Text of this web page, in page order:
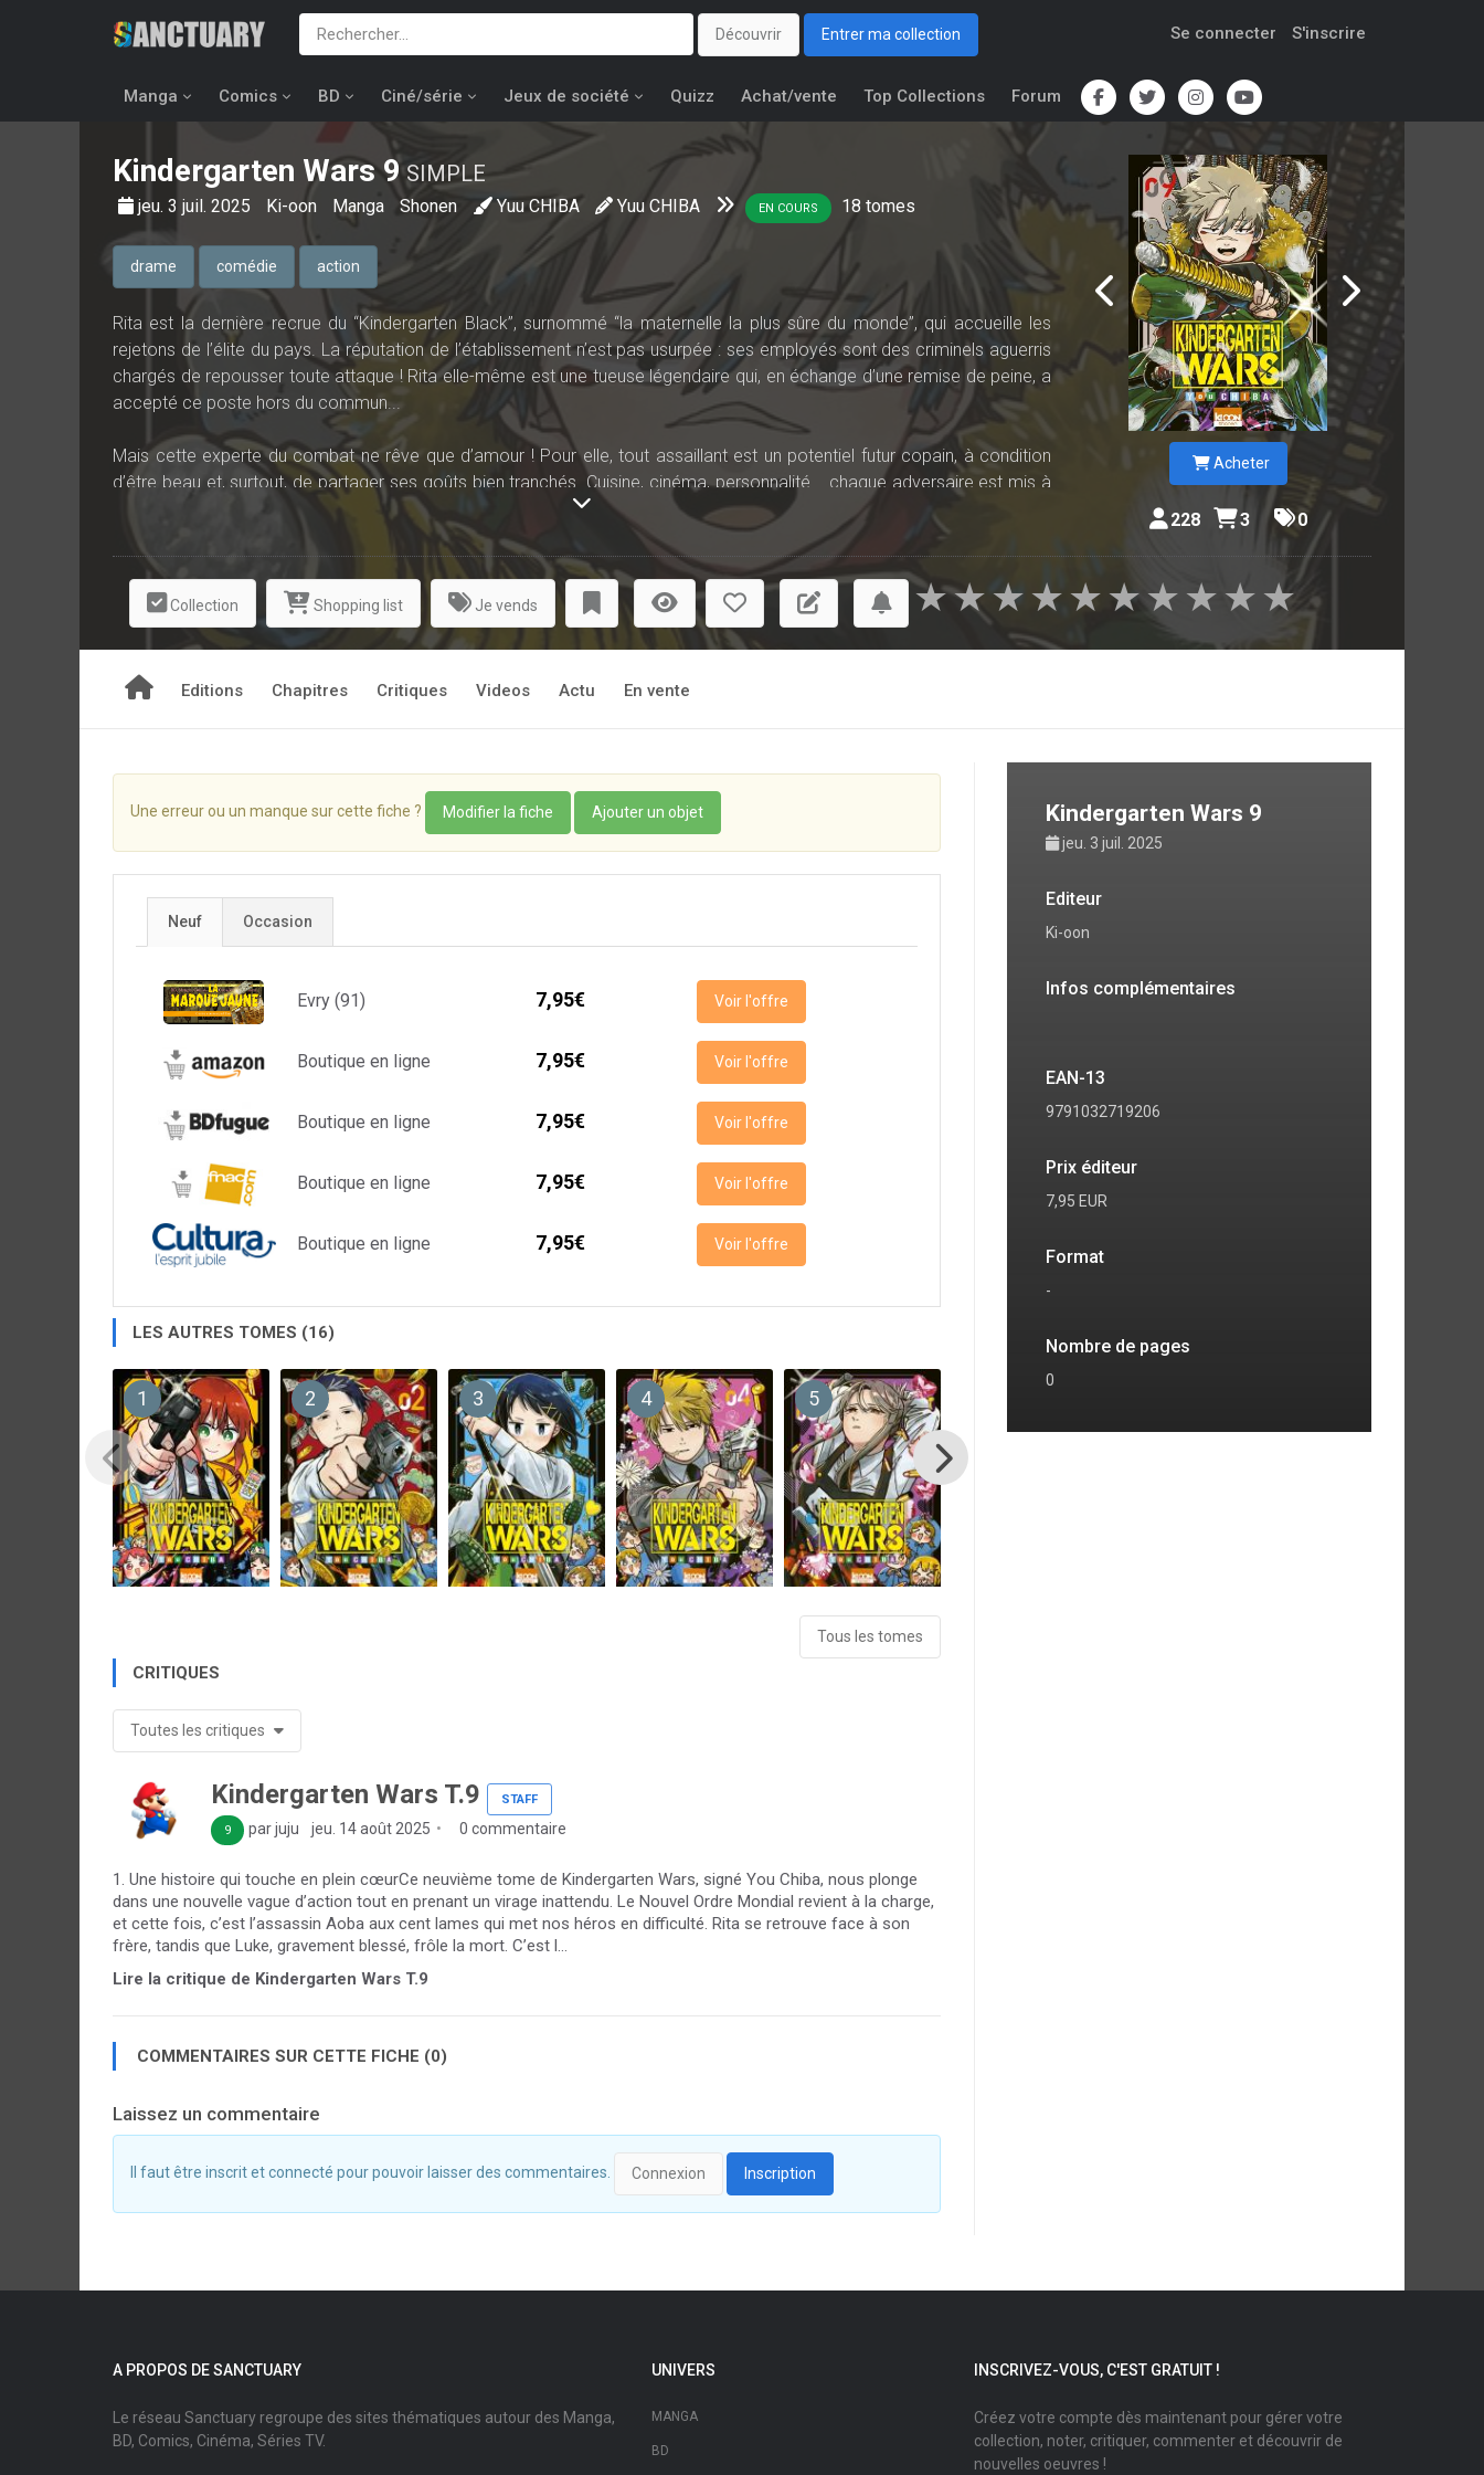
Découvrir Entrer ma collection Se connecter S'inscrire
Manga Comics BD Ciné/série Jeux de société Quizz Achat/vente Top Collections Forum
Kindergarten Wars9SIMPLE
jeu. 3 juil. 2025 Ki-oon Manga Shonen Yuu CHIBA Yuu CHIBA EN COURS 18 tomes
drame comédie action
Rita est la dernière recrue du “Kindergarten Black”, surnommé “la maternelle la plus sûre du monde”, qui accueille les
rejetons de l’élite du pays. La réputation de l’établissement n’est pas usurpée : ses employés sont des criminels aguerris
chargés de repousser toute attaque ! Rita elle-même est une tueuse légendaire qui, en échange d’une remise de peine, a
accepté ce poste hors du commun...
Mais cette experte du combat ne rêve que d’amour ! Pour elle, tout assaillant est un potentiel futur copain, à condition
d’être beau et, surtout, de partager ses goûts bien tranchés. Cuisine, cinéma, personnalité... chaque adversaire est mis à
l’épreuve avec un quiz sans concession, où la moindre erreur est punie de mort ! Trouvera-t-elle l’âme sœur sur le champ
de bataille de cette maternelle ultra déjantée ?
Acheter
228 3 0
Collection Shopping list Je vends ★
★
★
★
★
★
★
★
★
★
Editions Chapitres Critiques Videos Actu En vente
Une erreur ou un manque sur cette fiche ? Modifier la fiche Ajouter un objet
Neuf Occasion
Evry (91) 7,95€ Voir l'offre
Boutique en ligne 7,95€ Voir l'offre
Boutique en ligne 7,95€ Voir l'offre
Boutique en ligne 7,95€ Voir l'offre
Boutique en ligne 7,95€ Voir l'offre
LES AUTRES TOMES (16)
1 2 3 4 5
Tous les tomes
CRITIQUES
Toutes les critiques
Kindergarten Wars T.9 STAFF
9 par juju jeu. 14 août 2025 0 commentaire
1. Une histoire qui touche en plein cœurCe neuvième tome de Kindergarten Wars, signé You Chiba, nous plonge
dans une nouvelle vague d’action tout en prenant un virage inattendu. Le Nouvel Ordre Mondial revient à la charge,
et cette fois, c’est l’assassin Aoba aux cent lames qui met nos héros en difficulté. Rita se retrouve face à son
frère, tandis que Luke, gravement blessé, frôle la mort. C’est l...
Lire la critique de Kindergarten Wars T.9
COMMENTAIRES SUR CETTE FICHE (0)
Laissez un commentaire
Il faut être inscrit et connecté pour pouvoir laisser des commentaires. Connexion Inscription
Kindergarten Wars 9
jeu. 3 juil. 2025
Editeur
Ki-oon
Infos complémentaires
EAN-13
9791032719206
Prix éditeur
7,95 EUR
Format
-
Nombre de pages
0
A PROPOS DE SANCTUARY
Le réseau Sanctuary regroupe des sites thématiques autour des Manga,
BD, Comics, Cinéma, Séries TV.
UNIVERS
MANGA
BD
INSCRIVEZ-VOUS, C'EST GRATUIT !
Créez votre compte dès maintenant pour gérer votre
collection, noter, critiquer, commenter et découvrir de
nouvelles oeuvres !